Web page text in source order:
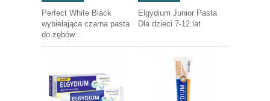
Perfect White Black
wybielająca czarna pasta
do zębów...
Elgydium Junior Pasta
Dla dzieci 7-12 lat